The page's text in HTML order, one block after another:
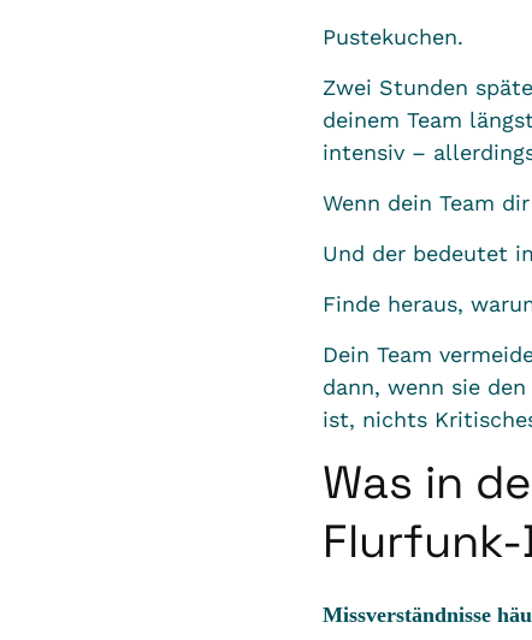
Pustekuchen.
Zwei Stunden
deinem Team
intensiv –
Wenn dein Team
Und der bedeutet
Finde heraus,
Dein Team
dann, wenn sie
ist, nichts
Was in
Missverständnisse